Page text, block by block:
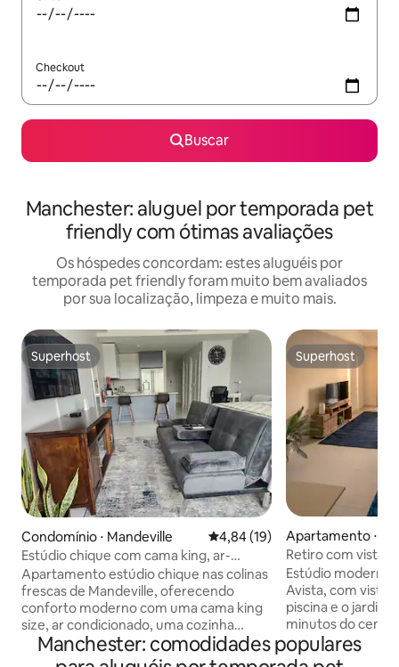
Checkout
Buscar
Manchester: aluguel por temporada pet
friendly com ótimas avaliações
Os hóspedes concordam: estes aluguéis por
temporada pet friendly foram muito bem avaliados
por sua localização, limpeza e muito mais.
Superhost
Superhost
Condomínio ⋅ Mandeville 4,84 de uma avaliação média
4,84 (19)
Estúdio chique com cama king, ar-
condicionado, piscina + academia
Apartamento estúdio chique nas colinas
frescas de Mandeville, oferecendo
conforto moderno com uma cama king
size, ar condicionado, uma cozinha
totalmente equipada, uma varanda
privada, Wi-Fi rápido, smart TV,
Superhost
Superhost
Apartamento ⋅
Retiro com vista
5 minutos da
Estúdio moderno
Avista, com vistas
piscina e o jardim
minutos do
Acorde em uma
premium,
Manchester: comodidades populares